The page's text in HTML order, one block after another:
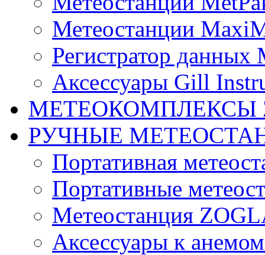
Метеостанции
Регистратор данных
Аксессуары Gill
МЕТЕОКОМПЛЕКСЫ
РУЧНЫЕ
Портативная
Портативные
Mетеостанция
Аксессуары к